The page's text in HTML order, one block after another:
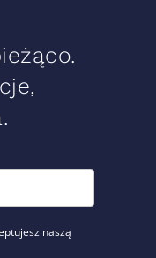
naszą